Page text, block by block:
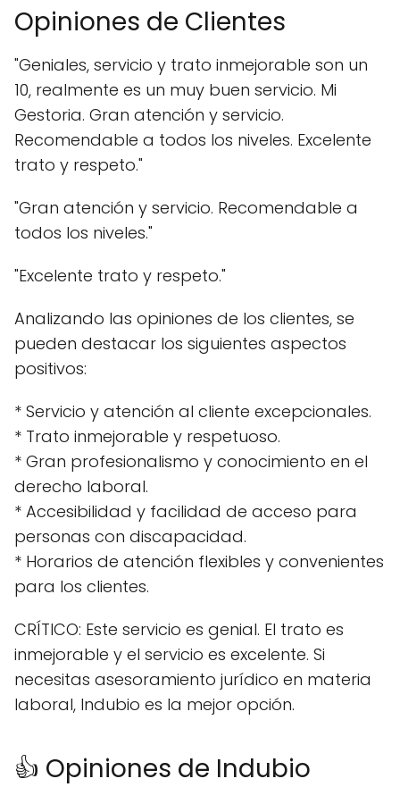
Opiniones de Clientes
"Geniales, servicio y trato inmejorable son un
10, realmente es un muy buen servicio. Mi
Gestoria. Gran atención y servicio.
Recomendable a todos los niveles. Excelente
trato y respeto."
"Gran atención y servicio. Recomendable a
todos los niveles."
"Excelente trato y respeto."
Analizando las opiniones de los clientes, se
pueden destacar los siguientes aspectos
positivos:
* Servicio y atención al cliente excepcionales.
* Trato inmejorable y respetuoso.
* Gran profesionalismo y conocimiento en el
derecho laboral.
* Accesibilidad y facilidad de acceso para
personas con discapacidad.
* Horarios de atención flexibles y convenientes
para los clientes.
CRÍTICO: Este servicio es genial. El trato es
inmejorable y el servicio es excelente. Si
necesitas asesoramiento jurídico en materia
laboral, Indubio es la mejor opción.
👍 Opiniones de Indubio